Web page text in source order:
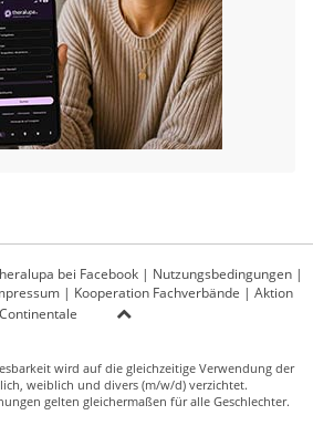
bei Facebook | Nutzungsbedingungen |
| Kooperation Fachverbände | Aktion
Continentale
wird auf die gleichzeitige Verwendung der
weiblich und divers (m/w/d) verzichtet.
gelten gleichermaßen für alle Geschlechter.